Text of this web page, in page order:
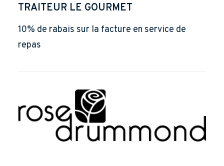
TRAITEUR LE GOURMET
10% de rabais sur la facture en service de
repas